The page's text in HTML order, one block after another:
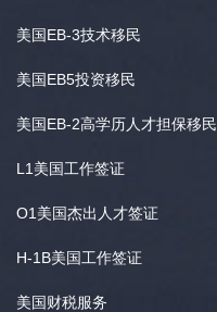
美国EB-3技术移民
美国EB5投资移民
美国EB-2高学历人才担保移民
L1美国工作签证
O1美国杰出人才签证
H-1B美国工作签证
美国财税服务